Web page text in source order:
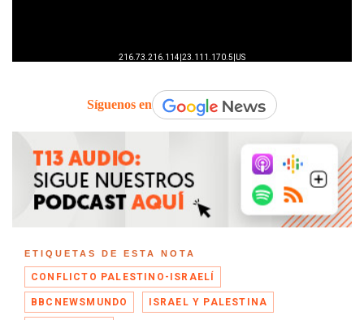
Síguenos en
ETIQUETAS DE ESTA NOTA
CONFLICTO PALESTINO-ISRAELÍ
BBCNEWSMUNDO ISRAEL Y PALESTINA